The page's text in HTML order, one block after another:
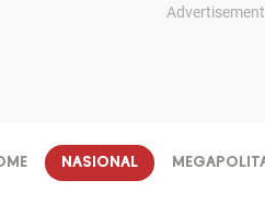
Advertisement
NASIONAL